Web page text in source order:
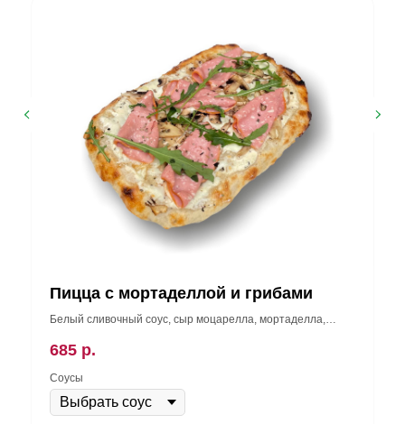
Пицца с мортаделлой и грибами
Белый сливочный соус, сыр моцарелла, мортаделла,
685 р.
Соусы